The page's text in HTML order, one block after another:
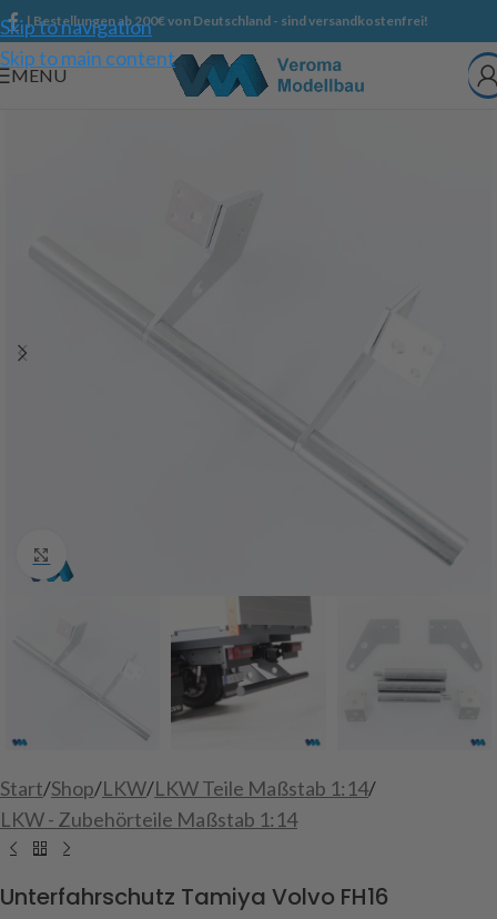
Skip to navigation
Skip to main content
| Bestellungen ab 200€ von Deutschland - sind versandkostenfrei!
MENU
Start/Shop/LKW/LKW Teile Maßstab 1:14/
LKW - Zubehörteile Maßstab 1:14
Unterfahrschutz Tamiya Volvo FH16